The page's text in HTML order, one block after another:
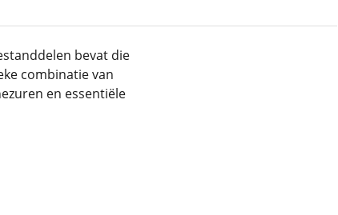
bevat die
combinatie van
en essentiële